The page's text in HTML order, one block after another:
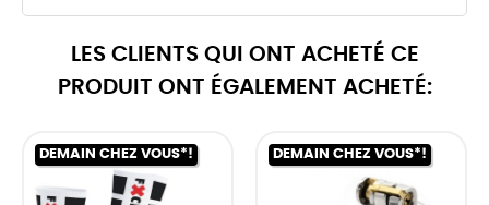
LES CLIENTS QUI ONT ACHETÉ CE
PRODUIT ONT ÉGALEMENT ACHETÉ:
DEMAIN CHEZ VOUS*! DEMAIN CHEZ VOUS*!